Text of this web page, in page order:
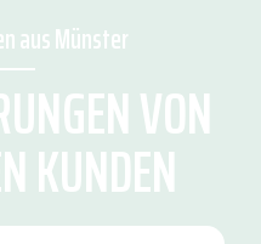
aus Münster
VON
KUNDEN